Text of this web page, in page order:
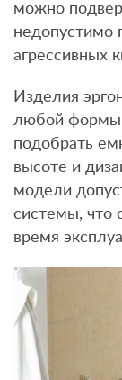
можно
недопустимо
агрессивных
Изделия
любой формы
подобрать
высоте и
модели
системы, что
время